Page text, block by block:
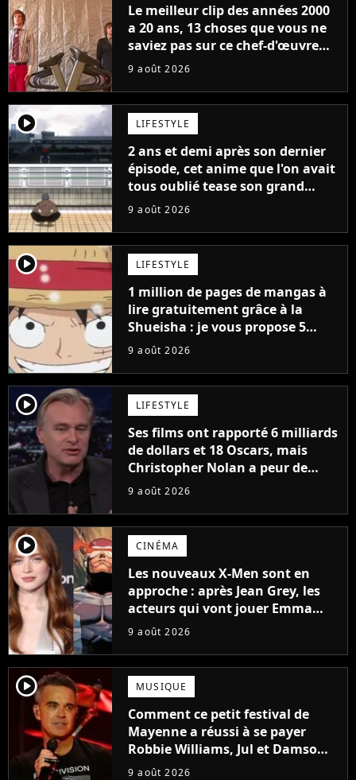
Le meilleur clip des années 2000
a 20 ans, 13 choses que vous ne
saviez pas sur ce chef-d'œuvre
qui a révolutionné YouTube
9 août 2026
player2 LIFESTYLE
2 ans et demi après son dernier
épisode, cet anime que l'on avait
tous oublié tease son grand
retour
9 août 2026
player2 LIFESTYLE
1 million de pages de mangas à
lire gratuitement grâce à la
Shueisha : je vous propose 5
mangas jamais sortis en France
9 août 2026
player2 LIFESTYLE
Ses films ont rapporté 6 milliards
de dollars et 18 Oscars, mais
Christopher Nolan a peur de
tourner un genre de films très
9 août 2026
player2 CINÉMA
Les nouveaux X-Men sont en
approche : après Jean Grey, les
acteurs qui vont jouer Emma
Frost et Cyclope trouvés !
9 août 2026
player2 MUSIQUE
Comment ce petit festival de
Mayenne a réussi à se payer
Robbie Williams, Jul et Damso
cette année ?
9 août 2026